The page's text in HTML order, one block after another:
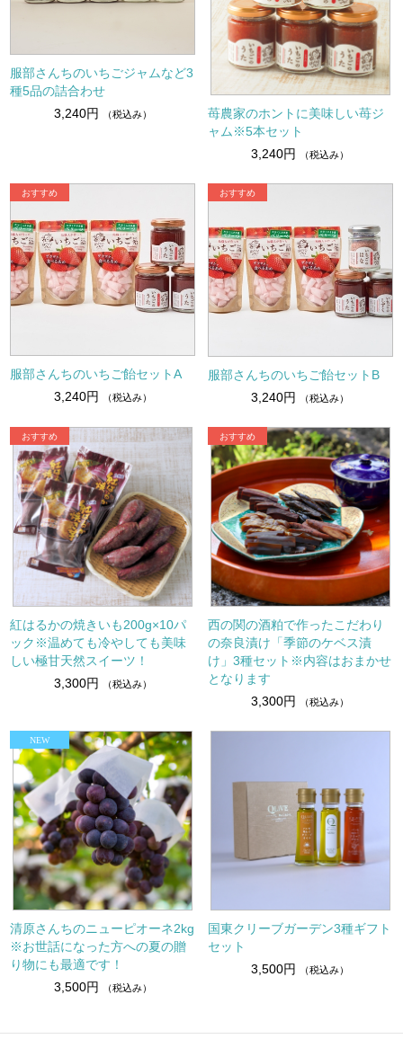
服部さんちのいちごジャムなど3
種5品の詰合わせ
3,240円
（税込み）
苺農家のホントに美味しい苺ジ
ャム※5本セット
3,240円
（税込み）
服部さんちのいちご飴セットA
3,240円
（税込み）
服部さんちのいちご飴セットB
3,240円
（税込み）
紅はるかの焼きいも200g×10パ
ック※温めても冷やしても美味
しい極甘天然スイーツ！
3,300円
（税込み）
西の関の酒粕で作ったこだわり
の奈良漬け「季節のケベス漬
け」3種セット※内容はおまかせ
となります
3,300円
（税込み）
清原さんちのニューピオーネ2kg
※お世話になった方への夏の贈
り物にも最適です！
3,500円
（税込み）
国東クリーブガーデン3種ギフト
セット
3,500円
（税込み）